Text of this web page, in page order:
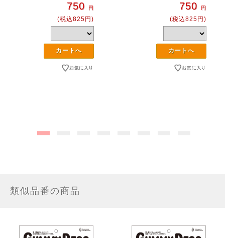
750 円
(税込825円)
750 円
(税込825円)
類似品番の商品